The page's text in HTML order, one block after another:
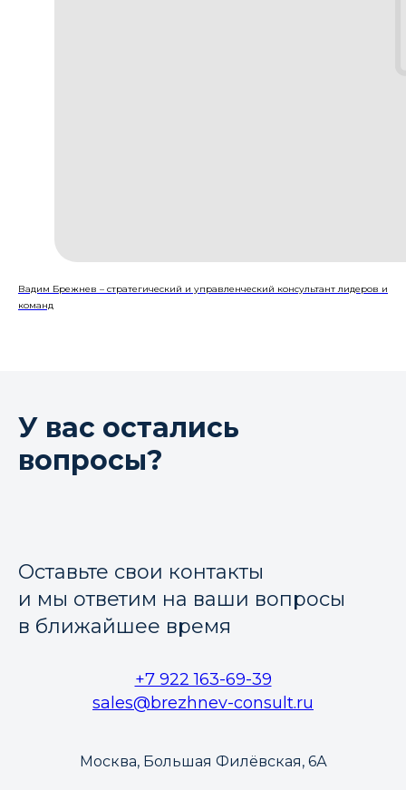
Вадим Брежнев – стратегический и управленческий консультант лидеров и
команд
У вас остались
вопросы?
Оставьте свои контакты
и мы ответим на ваши вопросы
в ближайшее время
+7 922 163-69-39
sales@brezhnev-consult.ru
Москва, Большая Филёвская, 6А